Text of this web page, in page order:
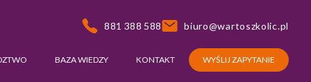
881 388 588 biuro@wartoszkolic.pl
BAZA WIEDZY KONTAKT WYŚLIJ ZAPYTANIE